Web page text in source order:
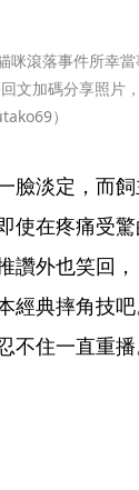
咪滾落事件所幸
回文加碼分享照片
）
臉淡定，而
使在疼痛受
讚外也笑回
經典摔角技
不住一直重播